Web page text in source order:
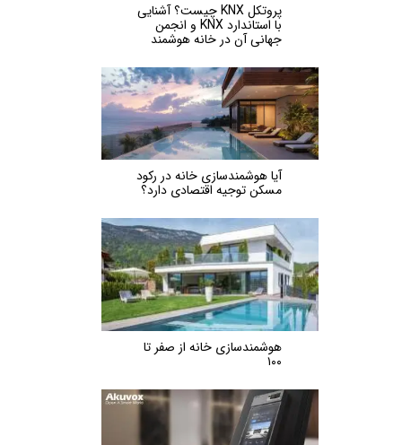
پروتکل KNX چیست؟ آشنایی
با استاندارد KNX و انجمن
جهانی آن در خانه هوشمند
آیا هوشمندسازی خانه در رکود
مسکن توجیه اقتصادی دارد؟
هوشمندسازی خانه از صفر تا
۱۰۰